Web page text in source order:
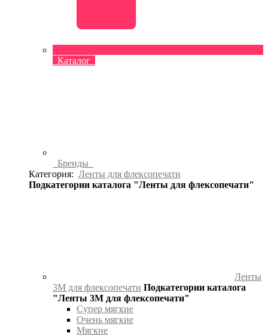
Каталог
Бренды
Категория: Ленты для флексопечати
Подкатегории каталога "Ленты для флексопечати"
Ленты
3М для флексопечати Подкатегории каталога
"Ленты 3М для флексопечати"
Супер мягкие
Очень мягкие
Мягкие